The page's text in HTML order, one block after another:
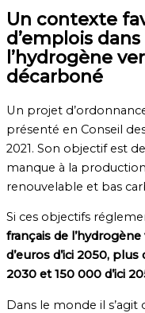
Un contexte
d’emplois
l’hydrogène
décarboné
Un projet
présenté en Conseil
2021. Son objectif est
manque à la
renouvelable et bas
Si ces objectifs
français de
d’euros d’ici 2050,
2030 et 150 000 d’ici
Dans le monde il s’agit